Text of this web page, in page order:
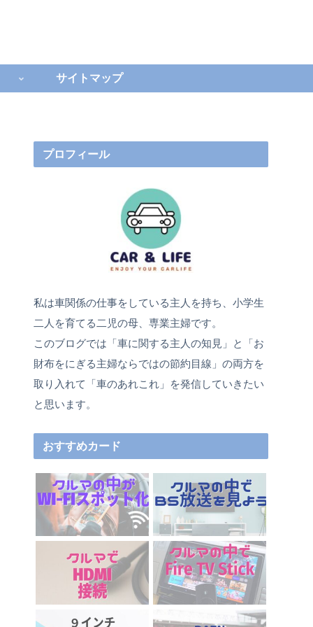
サイトマップ
プロフィール
私は車関係の仕事をしている主人を持ち、小学生
二人を育てる二児の母、専業主婦です。
このブログでは「車に関する主人の知見」と「お
財布をにぎる主婦ならではの節約目線」の両方を
取り入れて「車のあれこれ」を発信していきたい
と思います。